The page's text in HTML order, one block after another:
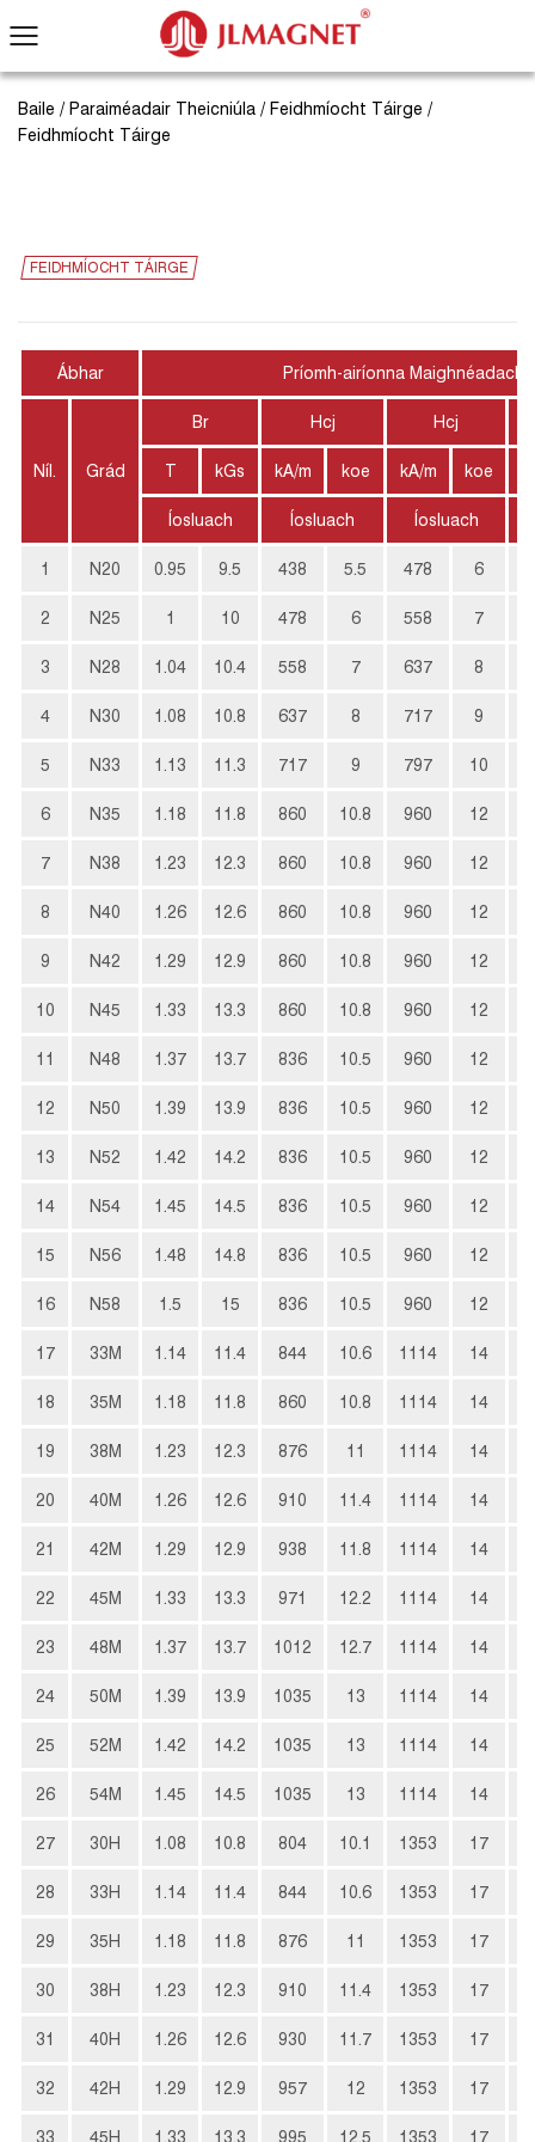
Baile / Paraiméadair Theicniúla / Feidhmíocht Táirge /
Feidhmíocht Táirge
FEIDHMÍOCHT TÁIRGE
Ábhar Príomh-airíonna
Níl. Grád
Br Hcj Hcj
T kGs kA/m koe kA/m koe
Íosluach Íosluach Íosluach
1 N20 0.95 9.5 438 5.5 478 6
2 N25 1 10 478 6 558 7
3 N28 1.04 10.4 558 7 637 8
4 N30 1.08 10.8 637 8 717 9
5 N33 1.13 11.3 717 9 797 10
6 N35 1.18 11.8 860 10.8 960 12
7 N38 1.23 12.3 860 10.8 960 12
8 N40 1.26 12.6 860 10.8 960 12
9 N42 1.29 12.9 860 10.8 960 12
10 N45 1.33 13.3 860 10.8 960 12
11 N48 1.37 13.7 836 10.5 960 12
12 N50 1.39 13.9 836 10.5 960 12
13 N52 1.42 14.2 836 10.5 960 12
14 N54 1.45 14.5 836 10.5 960 12
15 N56 1.48 14.8 836 10.5 960 12
16 N58 1.5 15 836 10.5 960 12
17 33M 1.14 11.4 844 10.6 1114 14
18 35M 1.18 11.8 860 10.8 1114 14
19 38M 1.23 12.3 876 11 1114 14
20 40M 1.26 12.6 910 11.4 1114 14
21 42M 1.29 12.9 938 11.8 1114 14
22 45M 1.33 13.3 971 12.2 1114 14
23 48M 1.37 13.7 1012 12.7 1114 14
24 50M 1.39 13.9 1035 13 1114 14
25 52M 1.42 14.2 1035 13 1114 14
26 54M 1.45 14.5 1035 13 1114 14
27 30H 1.08 10.8 804 10.1 1353 17
28 33H 1.14 11.4 844 10.6 1353 17
29 35H 1.18 11.8 876 11 1353 17
30 38H 1.23 12.3 910 11.4 1353 17
31 40H 1.26 12.6 930 11.7 1353 17
32 42H 1.29 12.9 957 12 1353 17
33 45H 1.33 13.3 995 12.5 1353 17